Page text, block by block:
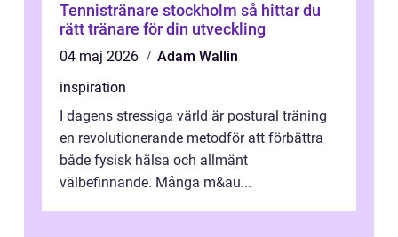
Tennistränare stockholm så hittar du
rätt tränare för din utveckling
04 maj 2026
Adam Wallin
inspiration
I dagens stressiga värld är postural träning
en revolutionerande metodför att förbättra
både fysisk hälsa och allmänt
välbefinnande. Många m&au...